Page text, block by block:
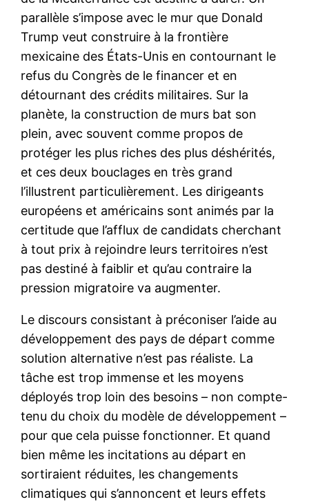
parallèle s’impose avec le mur que Donald
Trump veut construire à la frontière
mexicaine des États-Unis en contournant le
refus du Congrès de le financer et en
détournant des crédits militaires. Sur la
planète, la construction de murs bat son
plein, avec souvent comme propos de
protéger les plus riches des plus déshérités,
et ces deux bouclages en très grand
l’illustrent particulièrement. Les dirigeants
européens et américains sont animés par la
certitude que l’afflux de candidats cherchant
à tout prix à rejoindre leurs territoires n’est
pas destiné à faiblir et qu’au contraire la
pression migratoire va augmenter.
Le discours consistant à préconiser l’aide au
développement des pays de départ comme
solution alternative n’est pas réaliste. La
tâche est trop immense et les moyens
déployés trop loin des besoins – non compte-
tenu du choix du modèle de développement –
pour que cela puisse fonctionner. Et quand
bien même les incitations au départ en
sortiraient réduites, les changements
climatiques qui s’annoncent et leurs effets